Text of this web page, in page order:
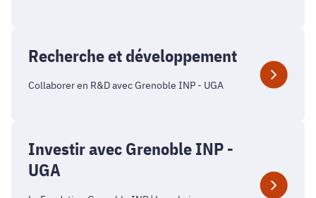
Recherche et développement
Collaborer en R&D avec Grenoble INP - UGA
Investir avec Grenoble INP -
UGA